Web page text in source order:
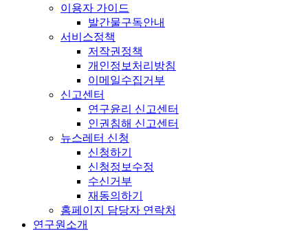
이용자 가이드
발간물구독안내
서비스정책
저작권정책
개인정보처리방침
이메일수집거부
신고센터
연구윤리 신고센터
인권침해 신고센터
뉴스레터 신청
신청하기
신청정보수정
수신거부
재동의하기
홈페이지 담당자 연락처
연구원소개